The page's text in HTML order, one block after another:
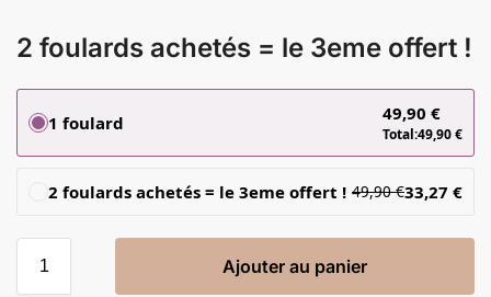
2 foulards achetés = le 3eme offert !
1 foulard 49,90 €
Total:49,90€
2 foulards achetés = le 3eme offert ! 49,90€33,27 €
Ajouter au panier